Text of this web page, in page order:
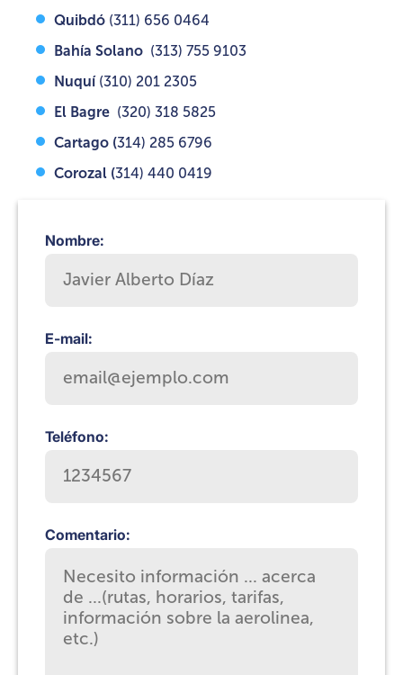
Quibdó (311) 656 0464
Bahía Solano (313) 755 9103
Nuquí (310) 201 2305
El Bagre (320) 318 5825
Cartago (314) 285 6796
Corozal (314) 440 0419
Nombre:
E-mail:
Teléfono:
Comentario: